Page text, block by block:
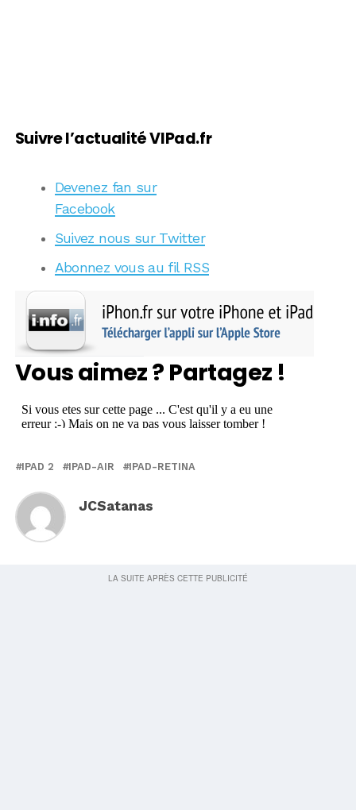
Suivre l’actualité VIPad.fr
Devenez fan sur
Facebook
Suivez nous sur Twitter
Abonnez vous au fil RSS
Vous aimez ? Partagez !
IPAD 2 IPAD-AIR IPAD-RETINA
JCSatanas